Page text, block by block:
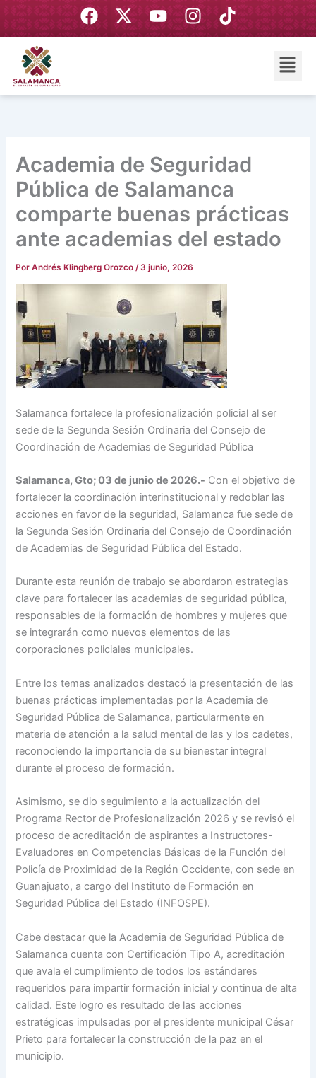
al
F
a
X
-
r
Y
o
I
n
m
T
i
Menú
Academia de Seguridad
Pública de Salamanca
comparte buenas prácticas
ante academias del estado
PorAndrés Klingberg Orozco/ 3 junio, 2026
Salamanca fortalece la profesionalización policial al ser
sede de la Segunda Sesión Ordinaria del Consejo de
Coordinación de Academias de Seguridad Pública
Salamanca, Gto; 03 de junio de 2026.- Con el objetivo de
fortalecer la coordinación interinstitucional y redoblar las
acciones en favor de la seguridad, Salamanca fue sede de
la Segunda Sesión Ordinaria del Consejo de Coordinación
de Academias de Seguridad Pública del Estado.
Durante esta reunión de trabajo se abordaron estrategias
clave para fortalecer las academias de seguridad pública,
responsables de la formación de hombres y mujeres que
se integrarán como nuevos elementos de las
corporaciones policiales municipales.
Entre los temas analizados destacó la presentación de las
buenas prácticas implementadas por la Academia de
Seguridad Pública de Salamanca, particularmente en
materia de atención a la salud mental de las y los cadetes,
reconociendo la importancia de su bienestar integral
durante el proceso de formación.
Asimismo, se dio seguimiento a la actualización del
Programa Rector de Profesionalización 2026 y se revisó el
proceso de acreditación de aspirantes a Instructores-
Evaluadores en Competencias Básicas de la Función del
Policía de Proximidad de la Región Occidente, con sede en
Guanajuato, a cargo del Instituto de Formación en
Seguridad Pública del Estado (INFOSPE).
Cabe destacar que la Academia de Seguridad Pública de
Salamanca cuenta con Certificación Tipo A, acreditación
que avala el cumplimiento de todos los estándares
requeridos para impartir formación inicial y continua de alta
calidad. Este logro es resultado de las acciones
estratégicas impulsadas por el presidente municipal César
Prieto para fortalecer la construcción de la paz en el
municipio.